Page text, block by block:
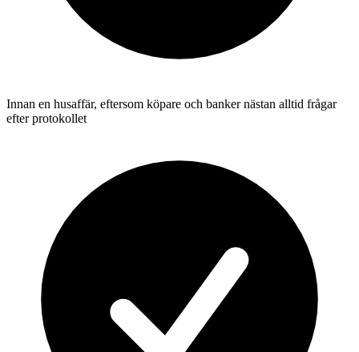
Innan en husaffär, eftersom köpare och banker nästan alltid frågar
efter protokollet